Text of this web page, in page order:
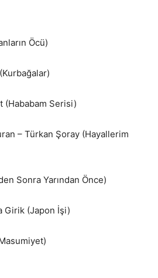
Öcü)
(Hababam Serisi)
– Türkan Şoray (Hayallerim
Sonra Yarından Önce)
Girik (Japon İşi)